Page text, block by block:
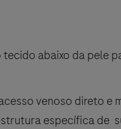
tecido abaixo da pele
venoso direto
específica de